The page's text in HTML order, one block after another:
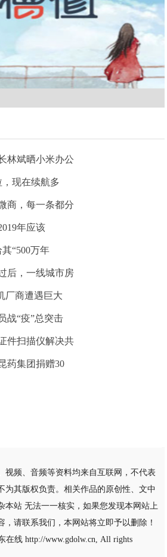
林斌晒小米办公
现在续航多
商，每一条都分
年应该
“500万年
后，一线城市房
厂商遭遇巨大
战“疫”总突击
件扫描仪解决共
药集团捐赠30
视频、音频等资料均来自互联网，不代表
为其版权负责。相关作品的原创性、文中
本站 无法一一核实，如果您发现本网站上
，请联系我们，本网站将立即予以删除！
在线http://www.gdolw.cn, All rights